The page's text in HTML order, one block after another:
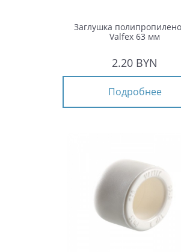
Заглушка
Valfex 63 мм
2.20 BYN
Подробнее